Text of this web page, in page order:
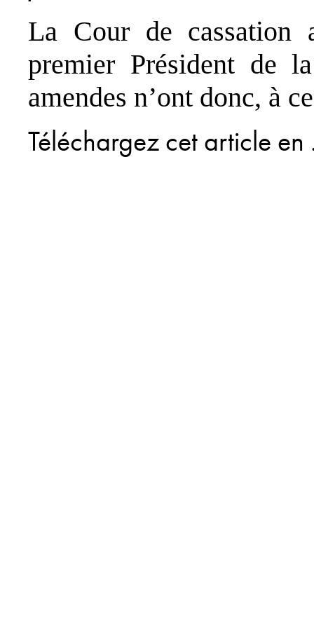
La Cour de cassation
premier Président de
amendes n’ont donc, à
Téléchargez cet article en